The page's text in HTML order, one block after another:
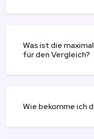
Was ist die
für den Vergleich?
Wie bekomme ich